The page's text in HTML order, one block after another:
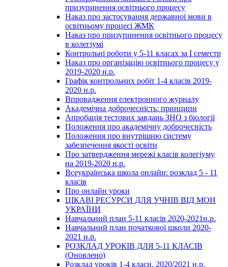
призупинення освітнього процесу
Наказ про застосування державної мови в
освітньому процесі ЖМК
Наказ про призупинення освітнього процесу
в колегіумі
Контрольні роботи у 5-11 класах за І семестр
Наказ про організацію освітнього процесу у
2019-2020 н.р.
Графік контрольних робіт 1-4 класів 2019-
2020 н.р.
Впровадження електронного журналу
Академічна доброчесність: принципи
Апробація тестових завдань ЗНО з біології
Положення про академічну доброчесність
Положення про внутрішню систему
забезпечення якості освіти
Про затвердження мережі класів колегіуму
на 2019-2020 н.р.
Всеукраїнська школа онлайн: розклад 5 - 11
класів
Про онлайн уроки
ЦІКАВІ РЕСУРСИ ДЛЯ УЧНІВ ВІД МОН
УКРАЇНИ
Навчальний план 5-11 класів 2020-2021н.р.
Навчальний план початкової школи 2020-
2021 н.р.
РОЗКЛАД УРОКІВ ДЛЯ 5-11 КЛАСІВ
(Оновлено)
Розклад уроків 1-4 класи. 2020/2021 н.р.